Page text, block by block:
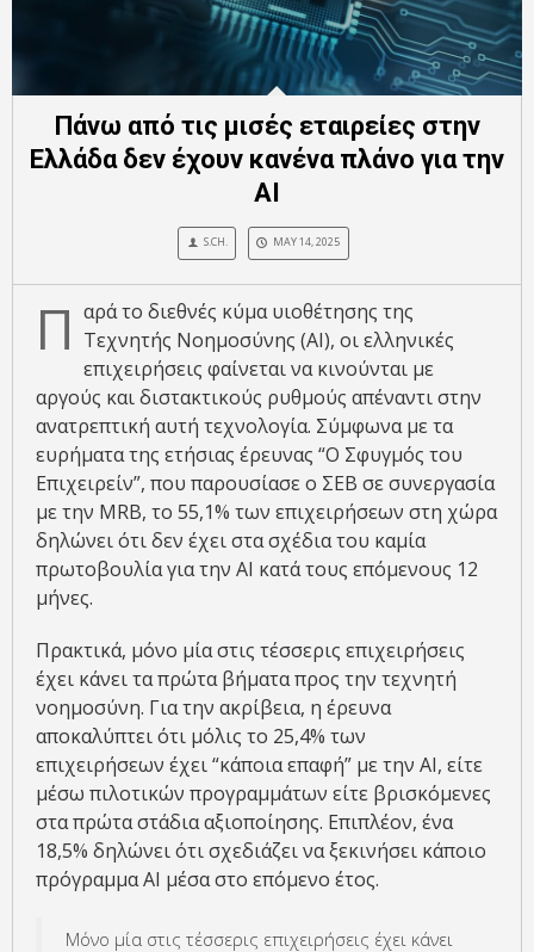
Πάνω από τις μισές εταιρείες στην
Ελλάδα δεν έχουν κανένα πλάνο για την
ΑΙ
S.CH. MAY 14, 2025
Π αρά το διεθνές κύμα υιοθέτησης της
Τεχνητής Νοημοσύνης (ΑΙ), οι ελληνικές
επιχειρήσεις φαίνεται να κινούνται με
αργούς και διστακτικούς ρυθμούς απέναντι στην
ανατρεπτική αυτή τεχνολογία. Σύμφωνα με τα
ευρήματα της ετήσιας έρευνας “Ο Σφυγμός του
Επιχειρείν”, που παρουσίασε ο ΣΕΒ σε συνεργασία
με την MRB, το 55,1% των επιχειρήσεων στη χώρα
δηλώνει ότι δεν έχει στα σχέδια του καμία
πρωτοβουλία για την ΑΙ κατά τους επόμενους 12
μήνες.
Πρακτικά, μόνο μία στις τέσσερις επιχειρήσεις
έχει κάνει τα πρώτα βήματα προς την τεχνητή
νοημοσύνη. Για την ακρίβεια, η έρευνα
αποκαλύπτει ότι μόλις το 25,4% των
επιχειρήσεων έχει “κάποια επαφή” με την ΑΙ, είτε
μέσω πιλοτικών προγραμμάτων είτε βρισκόμενες
στα πρώτα στάδια αξιοποίησης. Επιπλέον, ένα
18,5% δηλώνει ότι σχεδιάζει να ξεκινήσει κάποιο
πρόγραμμα ΑΙ μέσα στο επόμενο έτος.
Μόνο μία στις τέσσερις επιχειρήσεις έχει κάνει